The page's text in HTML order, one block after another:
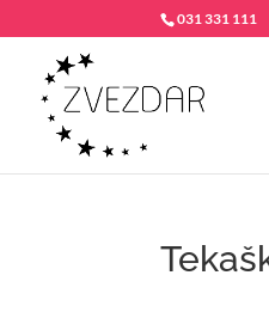
031 331 111